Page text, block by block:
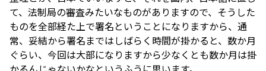
て、法制局の審査みたいなものがありますので、そうした
ものを全部経た上で署名ということになりますから、通
常、妥結から署名まではしばらく時間が掛かると、数か月
ぐらい、今回は大部になりますから少なくとも数か月は掛